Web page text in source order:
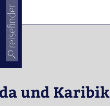
und Karibik